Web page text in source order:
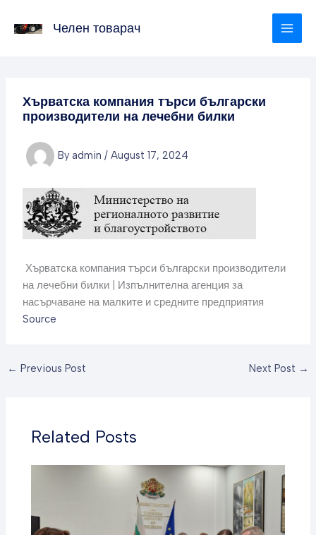
Челен товарач
Хърватска компания търси български
производители на лечебни билки
By admin / August 17, 2024
Хърватска компания търси български производители
на лечебни билки | Изпълнителна агенция за
насърчаване на малките и средните предприятия
Source
← Previous Post Next Post →
Related Posts